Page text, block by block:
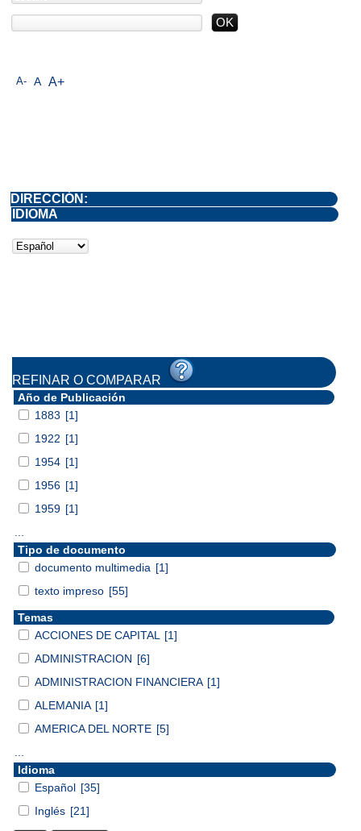
A- A A+
DIRECCIÓN:
IDIOMA
REFINAR O COMPARAR
Año de Publicación
1883 [1]
1922 [1]
1954 [1]
1956 [1]
1959 [1]
Tipo de documento
documento multimedia [1]
texto impreso [55]
Temas
ACCIONES DE CAPITAL
[1]
ADMINISTRACION [6]
ADMINISTRACION FINANCIERA [1]
ALEMANIA [1]
AMERICA DEL NORTE [5]
Idioma
Español [35]
Inglés [21]